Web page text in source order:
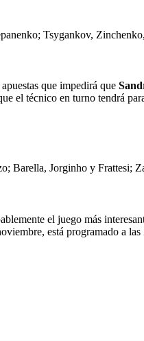
Tsygankov,
que impedirá que
el técnico en turno tendrá
Barella, Jorginho y Frattesi;
el juego más
está programado a